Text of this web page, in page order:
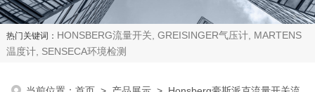
热门关键词： HONSBERG流量开关, GREISINGER气压计, MARTENS
温度计, SENSECA环境检测